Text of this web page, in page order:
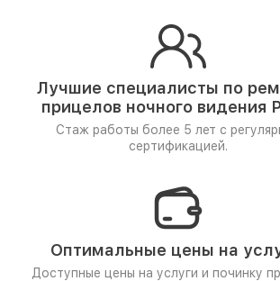
Лучшие специалисты по
прицелов ночного видения
Стаж работы более 5 лет с
сертификацией.
Оптимальные цены на
Доступные цены на услуги и починку